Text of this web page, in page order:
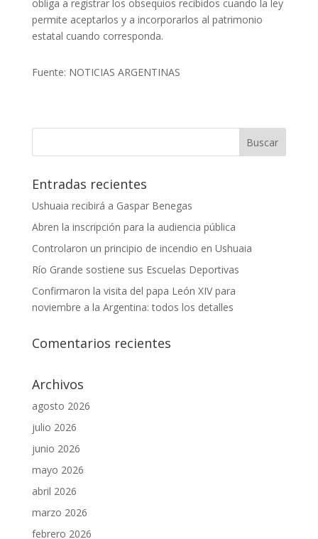
obliga a registrar los obsequios recibidos cuando la ley
permite aceptarlos y a incorporarlos al patrimonio
estatal cuando corresponda.
Fuente: NOTICIAS ARGENTINAS
Entradas recientes
Ushuaia recibirá a Gaspar Benegas
Abren la inscripción para la audiencia pública
Controlaron un principio de incendio en Ushuaia
Río Grande sostiene sus Escuelas Deportivas
Confirmaron la visita del papa León XIV para
noviembre a la Argentina: todos los detalles
Comentarios recientes
Archivos
agosto 2026
julio 2026
junio 2026
mayo 2026
abril 2026
marzo 2026
febrero 2026